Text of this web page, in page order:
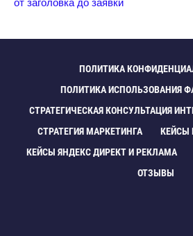
ПОЛИТИКА
ПОЛИТИКА ИСПОЛЬЗОВАНИЯ
СТРАТЕГИЧЕСКАЯ КОНСУЛЬТАЦИЯ
СТРАТЕГИЯ МАРКЕТИНГА
КЕЙСЫ
КЕЙСЫ ЯНДЕКС ДИРЕКТ И РЕКЛАМА
ОТЗЫВЫ